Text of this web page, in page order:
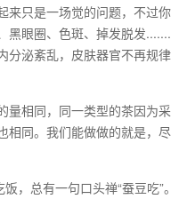
来只是一场觉的问题，不过你
黑眼圈、色斑、掉发脱发.......
分泌紊乱，皮肤器官不再规律
量相同，同一类型的茶因为采
相同。我们能做做的就是，尽
，总有一句口头禅“蚕豆吃”。